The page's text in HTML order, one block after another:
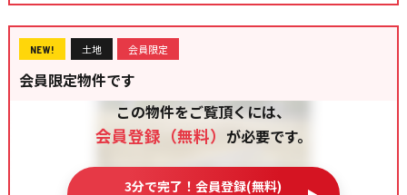
NEW! 土地 会員限定
会員限定物件です
この物件をご覧頂くには、
会員登録（無料） が必要です。
3分で完了！会員登録(無料)